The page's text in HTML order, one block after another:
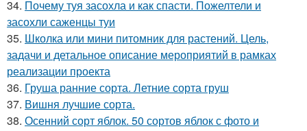
34. Почему туя засохла и как спасти. Пожелтели и
засохли саженцы туи
35. Школка или мини питомник для растений. Цель,
задачи и детальное описание мероприятий в рамках
реализации проекта
36. Груша ранние сорта. Летние сорта груш
37. Вишня лучшие сорта.
38. Осенний сорт яблок. 50 сортов яблок с фото и